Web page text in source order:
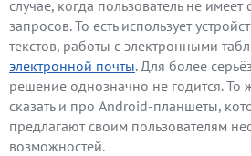
случае, когда пользователь не
запросов. То есть использует
текстов, работы с электронными
электронной почты. Для более
решение однозначно не годится.
сказать и про Android-планшеты,
предлагают своим пользователям
возможностей.